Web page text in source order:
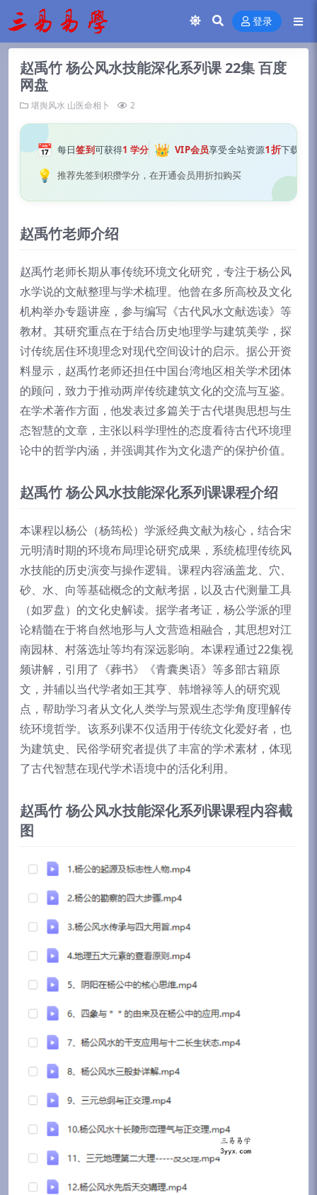
登录
赵禹竹 杨公风水技能深化系列课 22集 百度
网盘
堪舆风水 山医命相卜 2
📅 每日签到可获得1 学分 👑 VIP会员享受全站资源1折下载
💡 推荐先签到积攒学分，在开通会员用折扣购买
赵禹竹老师介绍
赵禹竹老师长期从事传统环境文化研究，专注于杨公风
水学说的文献整理与学术梳理。他曾在多所高校及文化
机构举办专题讲座，参与编写《古代风水文献选读》等
教材。其研究重点在于结合历史地理学与建筑美学，探
讨传统居住环境理念对现代空间设计的启示。据公开资
料显示，赵禹竹老师还担任中国台湾地区相关学术团体
的顾问，致力于推动两岸传统建筑文化的交流与互鉴。
在学术著作方面，他发表过多篇关于古代堪舆思想与生
态智慧的文章，主张以科学理性的态度看待古代环境理
论中的哲学内涵，并强调其作为文化遗产的保护价值。
赵禹竹 杨公风水技能深化系列课课程介绍
本课程以杨公（杨筠松）学派经典文献为核心，结合宋
元明清时期的环境布局理论研究成果，系统梳理传统风
水技能的历史演变与操作逻辑。课程内容涵盖龙、穴、
砂、水、向等基础概念的文献考据，以及古代测量工具
（如罗盘）的文化史解读。据学者考证，杨公学派的理
论精髓在于将自然地形与人文营造相融合，其思想对江
南园林、村落选址等均有深远影响。本课程通过22集视
频讲解，引用了《葬书》《青囊奥语》等多部古籍原
文，并辅以当代学者如王其亨、韩增禄等人的研究观
点，帮助学习者从文化人类学与景观生态学角度理解传
统环境哲学。该系列课不仅适用于传统文化爱好者，也
为建筑史、民俗学研究者提供了丰富的学术素材，体现
了古代智慧在现代学术语境中的活化利用。
赵禹竹 杨公风水技能深化系列课课程内容截
图